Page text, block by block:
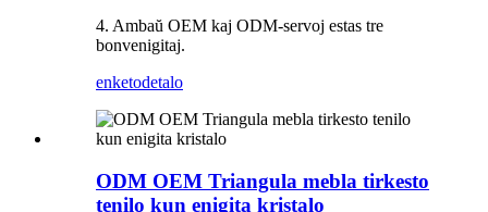
4. Ambaŭ OEM kaj ODM-servoj estas tre
bonvenigitaj.
enketodetalo
ODM OEM Triangula mebla tirkesto
tenilo kun enigita kristalo